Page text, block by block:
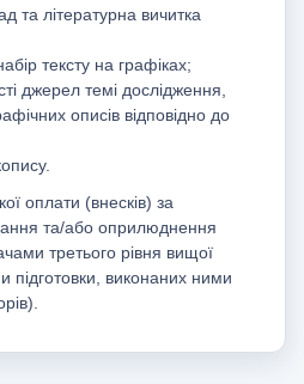
та літературна вичитка
тексту на графіках;
джерел темі дослідження,
описів відповідно до
оплати (внесків) за
та/або оприлюднення
третього рівня вищої
підготовки, виконаних ними